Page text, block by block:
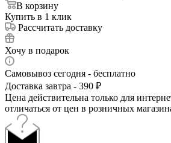
В корзину
Купить в 1 клик
Рассчитать доставку
Хочу в подарок
Самовывоз сегодня - бесплатно
Доставка завтра - 390 ₽
Цена действительна только для
отличаться от цен в розничных